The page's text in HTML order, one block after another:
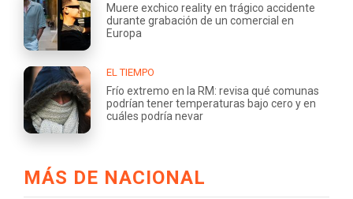
Muere exchico reality en trágico accidente
durante grabación de un comercial en
Europa
EL TIEMPO
Frío extremo en la RM: revisa qué comunas
podrían tener temperaturas bajo cero y en
cuáles podría nevar
MÁS DE NACIONAL